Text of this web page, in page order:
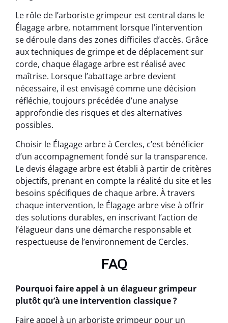
Le rôle de l’arboriste grimpeur est central dans le
Élagage arbre, notamment lorsque l’intervention
se déroule dans des zones difficiles d’accès. Grâce
aux techniques de grimpe et de déplacement sur
corde, chaque élagage arbre est réalisé avec
maîtrise. Lorsque l’abattage arbre devient
nécessaire, il est envisagé comme une décision
réfléchie, toujours précédée d’une analyse
approfondie des risques et des alternatives
possibles.
Choisir le Élagage arbre à Cercles, c’est bénéficier
d’un accompagnement fondé sur la transparence.
Le devis élagage arbre est établi à partir de critères
objectifs, prenant en compte la réalité du site et les
besoins spécifiques de chaque arbre. À travers
chaque intervention, le Élagage arbre vise à offrir
des solutions durables, en inscrivant l’action de
l’élagueur dans une démarche responsable et
respectueuse de l’environnement de Cercles.
FAQ
Pourquoi faire appel à un élagueur grimpeur
plutôt qu’à une intervention classique ?
Faire appel à un arboriste grimpeur pour un